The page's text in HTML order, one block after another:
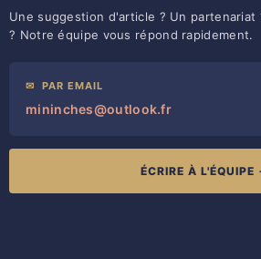
Une suggestion d'article ? Un partenariat
? Notre équipe vous répond rapidement.
✉ PAR EMAIL
mininches@outlook.fr
ÉCRIRE À L'ÉQUIPE